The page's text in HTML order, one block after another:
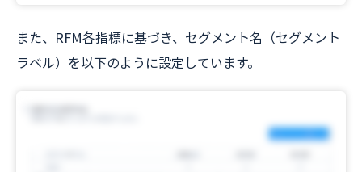
また、RFM各指標に基づき、セグメント名（セグメント
ラベル）を以下のように設定しています。